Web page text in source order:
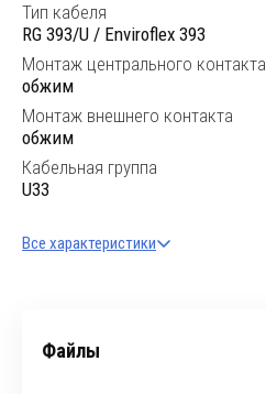
Тип кабеля
RG 393/U / Enviroflex 393
Монтаж центрального контакта
обжим
Монтаж внешнего контакта
обжим
Кабельная группа
U33
Все характеристики
Файлы